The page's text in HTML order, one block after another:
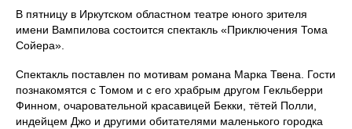
В пятницу в Иркутском областном театре юного зрителя
имени Вампилова состоится спектакль «Приключения Тома
Сойера».
Спектакль поставлен по мотивам романа Марка Твена. Гости
познакомятся с Томом и с его храбрым другом Гекльберри
Финном, очаровательной красавицей Бекки, тётей Полли,
индейцем Джо и другими обитателями маленького городка